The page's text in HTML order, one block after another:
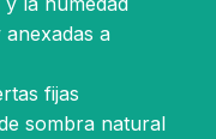
anexadas a
fijas
sombra natural